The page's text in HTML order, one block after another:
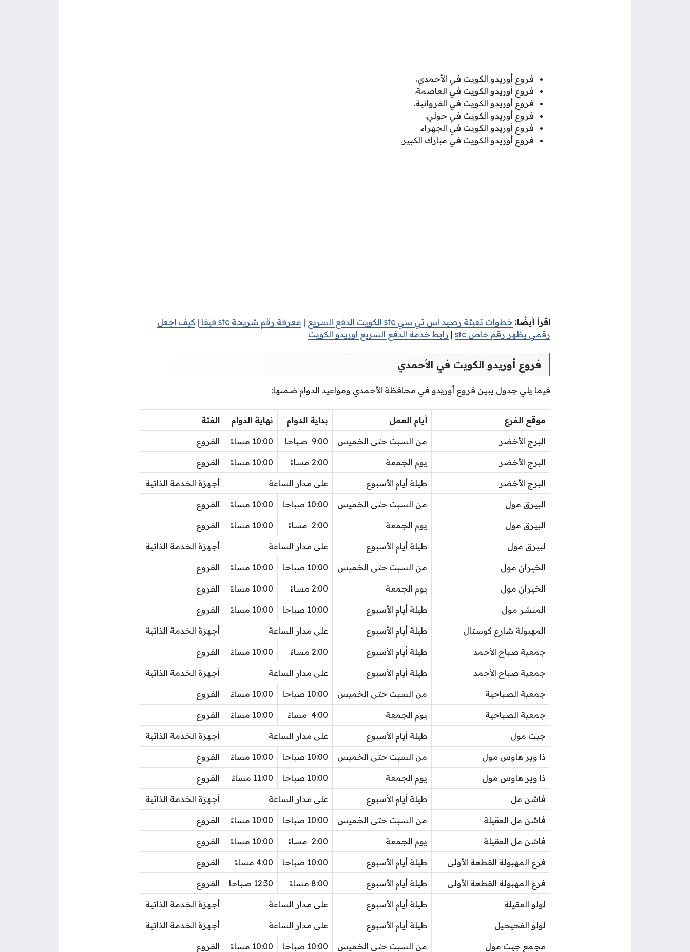
فروع أوريدو الكويت في الأحمدي.
فروع أوريدو الكويت في العاصمة.
فروع أوريدو الكويت في الفروانية.
فروع أوريدو الكويت في حولي.
فروع أوريدو الكويت في الجهراء.
فروع أوريدو الكويت في مبارك الكبير.
اقرأ أيضًا: خطوات تعبئة رصيد اس تي سي‎ stc ‎الكويت الدفع السريع | معرفة رقم شريحة stc فيفا | كيف اجعل
رقمي يظهر رقم خاص stc
| رابط خدمة الدفع السريع اوريدو الكويت
فروع أوريدو الكويت في الأحمدي
فيما يلي جدول يبين فروع أوريدو في محافظة الأحمدي ومواعيد الدوام ضمنها:
موقع الفرع أيام العمل بداية الدوام نهاية الدوام الفئة
البرج الأخضر من السبت حتى الخميس 9:00 صباحا 10:00 مساءً الفروع
البرج الأخضر يوم الجمعة 2:00 مساءً 10:00 مساءً الفروع
البرج الأخضر طيلة أيام الأسبوع على مدار الساعة أجهزة الخدمة الذاتية
البيرق مول من السبت حتى الخميس 10:00 صباحا 10:00 مساءً الفروع
البيرق مول يوم الجمعة 2:00 مساءً 10:00 مساءً الفروع
لبيرق مول طيلة أيام الأسبوع على مدار الساعة أجهزة الخدمة الذاتية
الخيران مول من السبت حتى الخميس 10:00 صباحا 10:00 مساءً الفروع
الخيران مول يوم الجمعة 2:00 مساءً 10:00 مساءً الفروع
المنشر مول طيلة أيام الأسبوع 10:00 صباحا 10:00 مساءً الفروع
المهبولة شارع كوستال طيلة أيام الأسبوع على مدار الساعة أجهزة الخدمة الذاتية
جمعية صباح الأحمد طيلة أيام الأسبوع 2:00 مساءً 10:00 مساءً الفروع
جمعية صباح الأحمد طيلة أيام الأسبوع على مدار الساعة أجهزة الخدمة الذاتية
جمعية الصباحية من السبت حتى الخميس 10:00 صباحا 10:00 مساءً الفروع
جمعية الصباحية يوم الجمعة 4:00 مساءً 10:00 مساءً الفروع
جيت مول طيلة أيام الأسبوع على مدار الساعة أجهزة الخدمة الذاتية
ذا وير هاوس مول من السبت حتى الخميس 10:00 صباحا 10:00 مساءً الفروع
ذا وير هاوس مول يوم الجمعة 10:00 صباحا 11:00 مساءً الفروع
فاشن مل طيلة أيام الأسبوع على مدار الساعة أجهزة الخدمة الذاتية
فاشن مل العقيلة من السبت حتى الخميس 10:00 صباحا 10:00 مساءً الفروع
فاشن مل العقيلة يوم الجمعة 2:00 مساءً 10:00 مساءً الفروع
فرع المهبولة القطعة الأولى طيلة أيام الأسبوع 10:00 صباحا 4:00 مساءً الفروع
فرع المهبولة القطعة الأولى طيلة أيام الأسبوع 8:00 مساءً 12:30 صباحا الفروع
لولو العقيلة طيلة أيام الأسبوع على مدار الساعة أجهزة الخدمة الذاتية
لولو الفحيحيل طيلة أيام الأسبوع على مدار الساعة أجهزة الخدمة الذاتية
مجمع جيت مول من السبت حتى الخميس 10:00 صباحا 10:00 مساءً الفروع